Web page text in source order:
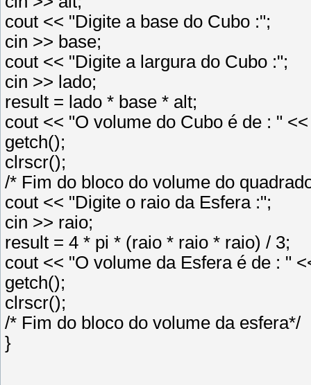
cout << "Digite a base do Cubo :";
cin >> base;
cout << "Digite a largura do Cubo :";
cin >> lado;
result = lado * base * alt;
cout << "O volume do Cubo é de : "
getch();
clrscr();
/* Fim do bloco do volume do
cout << "Digite o raio da Esfera :";
cin >> raio;
result = 4 * pi * (raio * raio * raio) / 3;
cout << "O volume da Esfera é de : "
getch();
clrscr();
/* Fim do bloco do volume da esfera*/
}